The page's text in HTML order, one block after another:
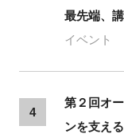
最先端、
イベント
4
第２回オ
ンを支え